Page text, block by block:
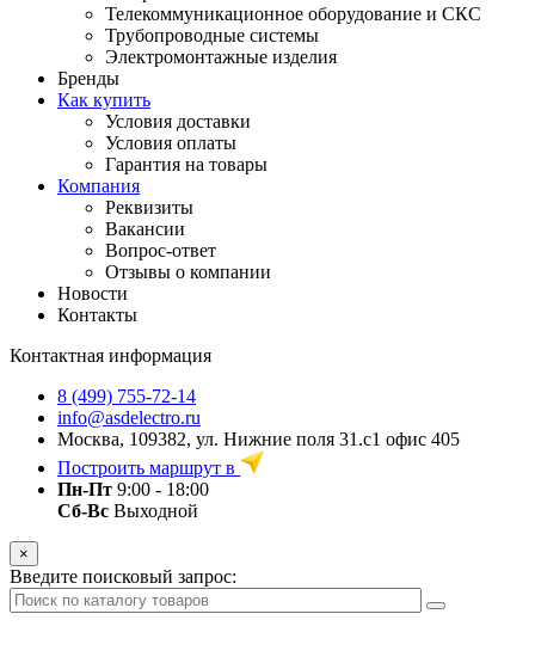
Телекоммуникационное оборудование и СКС
Трубопроводные системы
Электромонтажные изделия
Бренды
Как купить
Условия доставки
Условия оплаты
Гарантия на товары
Компания
Реквизиты
Вакансии
Вопрос-ответ
Отзывы о компании
Новости
Контакты
Контактная информация
8 (499) 755-72-14
info@asdelectro.ru
Москва, 109382, ул. Нижние поля 31.с1 офис 405
Построить маршрут в
Пн-Пт 9:00 - 18:00
Сб-Вс Выходной
×
Введите поисковый запрос: